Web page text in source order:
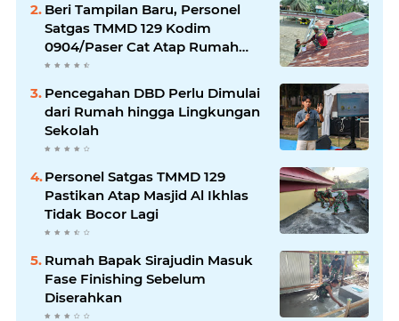
Beri Tampilan Baru, Personel
Satgas TMMD 129 Kodim
0904/Paser Cat Atap Rumah
Marbot
Pencegahan DBD Perlu Dimulai
dari Rumah hingga Lingkungan
Sekolah
Personel Satgas TMMD 129
Pastikan Atap Masjid Al Ikhlas
Tidak Bocor Lagi
Rumah Bapak Sirajudin Masuk
Fase Finishing Sebelum
Diserahkan